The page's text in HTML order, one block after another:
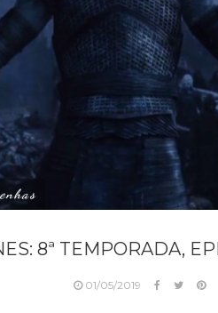
8ª TEMPORADA,
01/05/2019